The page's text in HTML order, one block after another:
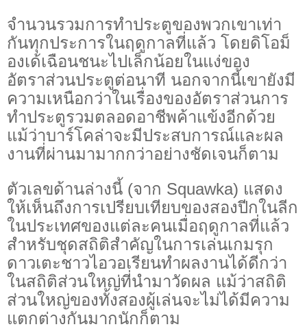
จำนวนรวมการทำประตูของพวกเขาเท่า
กันทุกประการในฤดูกาลที่แล้ว โดยดิโอม็
องเด้เฉือนชนะไปเล็กน้อยในแง่ของ
อัตราส่วนประตูต่อนาที นอกจากนี้เขายังมี
ความเหนือกว่าในเรื่องของอัตราส่วนการ
ทำประตูรวมตลอดอาชีพค้าแข้งอีกด้วย
แม้ว่าบาร์โคล่าจะมีประสบการณ์และผล
งานที่ผ่านมามากกว่าอย่างชัดเจนก็ตาม
ตัวเลขด้านล่างนี้ (จาก Squawka) แสดง
ให้เห็นถึงการเปรียบเทียบของสองปีกในลีก
ในประเทศของแต่ละคนเมื่อฤดูกาลที่แล้ว
สำหรับชุดสถิติสำคัญในการเล่นเกมรุก
ดาวเตะชาวไอวอเรียนทำผลงานได้ดีกว่า
ในสถิติส่วนใหญ่ที่นำมาวัดผล แม้ว่าสถิติ
ส่วนใหญ่ของทั้งสองผู้เล่นจะไม่ได้มีความ
แตกต่างกันมากนักก็ตาม